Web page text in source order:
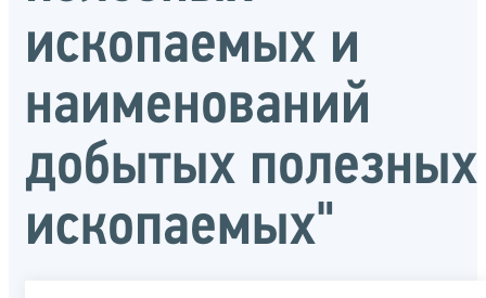
ископаемых и
наименований
добытых полезных
ископаемых"